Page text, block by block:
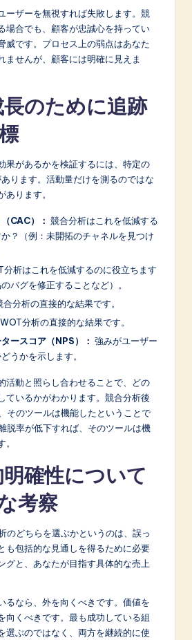
ーザーを無視すれば失敗します。競
場合でも、顧客が忠誠心を持ってい
威です。プロセス上の弱点はあなた
ませんが、顧客には明確に見えま
のために追跡
果があるかを検証するには、特定の
ります。活動量だけを測るのではな
あります。
CAC）： 競合分析はこれを低減する
？（例：未開拓のチャネルを見つけ
分析はこれを低減するのに役立ちます
バグを修正することなど）。
合分析の直接的な結果です。
分析の直接的な結果です。
ースコア（NPS）： 強みがユーザー
うかを示します。
活動と照らし合わせることで、どの
ているかがわかります。競合分析後
そのツールは機能したということで
脱率が低下すれば、そのツールは機
確性について
考察
のどちらを選ぶかというのは、誤っ
も包括的な見通しを得るために必要
グと、あなたが目指す具体的な売上
るなら、外を向くべきです。価値を
向くべきです。最も成功している組
選ぶのではなく、両方を継続的に使